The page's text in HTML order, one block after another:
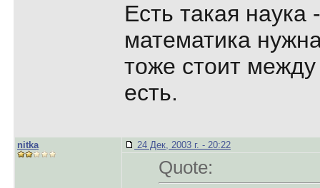
Есть такая наука
математика
тоже стоит
есть.
nitka 24 Дек, 2003 г. - 20:22
Quote: